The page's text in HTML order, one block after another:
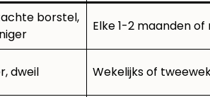
borstel,
Elke 1-2 maanden
dweil Wekelijks of